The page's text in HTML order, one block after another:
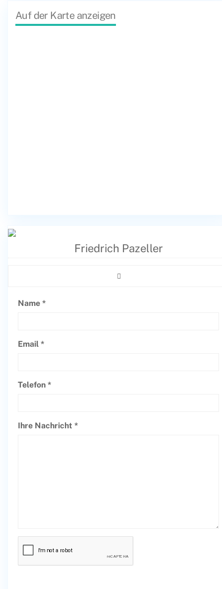
Auf der Karte anzeigen
Friedrich Pazeller
Name *
Email *
Telefon *
Ihre Nachricht *